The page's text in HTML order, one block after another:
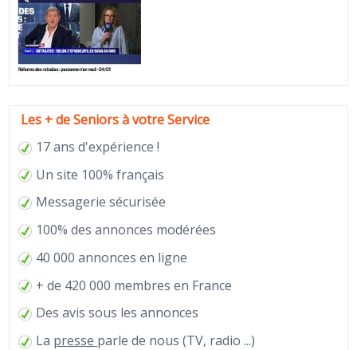
Les + de Seniors à votre Service
17 ans d'expérience !
Un site 100% français
Messagerie sécurisée
100% des annonces modérées
40 000 annonces en ligne
+ de 420 000 membres en France
Des avis sous les annonces
La presse parle de nous (TV, radio ...)